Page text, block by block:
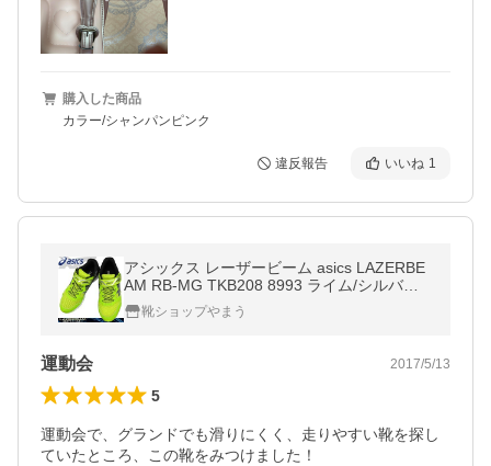
購入した商品
カラー/シャンパンピンク
違反報告 いいね 1
アシックス レーザービーム asics LAZERBE
AM RB-MG TKB208 8993 ライム/シルバー
キッズ スニーカー ジュニアランニングシュ
ーズ TKB-208
靴ショップやまう
運動会 2017/5/13
5
運動会で、グランドでも滑りにくく、走りやすい靴を探し
ていたところ、この靴をみつけました！